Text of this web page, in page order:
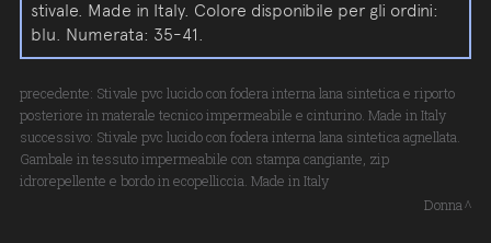
stivale. Made in Italy. Colore disponibile per gli ordini:
blu. Numerata: 35-41.
precedente: Stivale pvc lucido con fodera interna lana sintetica e riporto
posteriore in materale tecnico impermeabile e cinturino. Made in Italy
successivo: Stivale pvc lucido con fodera interna lana sintetica agnellata.
Gambale in tessuto impermeabile con stampa cangiante, zip
idrorepellente e bordo in ecopelliccia. Made in Italy
Donna